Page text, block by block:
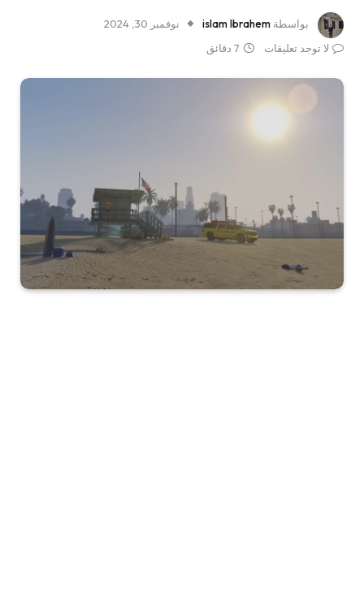
بواسطة islam Ibrahem
نوفمبر 30, 2024
لا توجد تعليقات
7 دقائق